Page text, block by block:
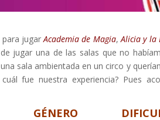
para jugar Academia de Magia, Alicia y la
jugar una de las salas que no
sala ambientada en un circo y
fue nuestra experiencia? Pues
GÉNERO